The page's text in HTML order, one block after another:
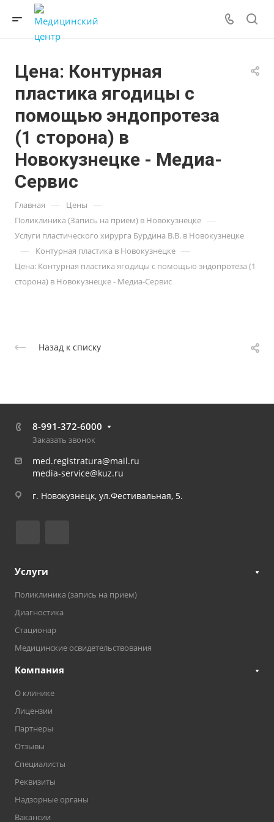
Цена: Контурная
пластика ягодицы с
помощью эндопротеза
(1 сторона) в
Новокузнецке - Медиа-
Сервис
Главная — Цены —
Поликлиника (Запись на прием) в Новокузнецке —
Услуги пластического хирурга Бурдина В.В. в Новокузнецке
— Контурная пластика в Новокузнецке —
Цена: Контурная пластика ягодицы с помощью эндопротеза (1
сторона) в Новокузнецке - Медиа-Сервис
Назад к списку
8-991-372-6000
Заказать звонок
med.registratura@mail.ru
media-service@kuz.ru
г. Новокузнецк, ул.Фестивальная, 5.
Услуги
Поликлиника (запись на прием)
Диагностика
Стационар
Медицинские освидетельствования
Компания
О клинике
Лицензии
Партнеры
Отзывы
Специалисты
Реквизиты
Надзорные органы
Вакансии